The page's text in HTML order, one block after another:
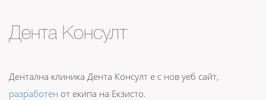
Дента Консулт
Дентална клиника Дента Консулт е с нов уеб сайт,
разработен от екипа на Екзисто.